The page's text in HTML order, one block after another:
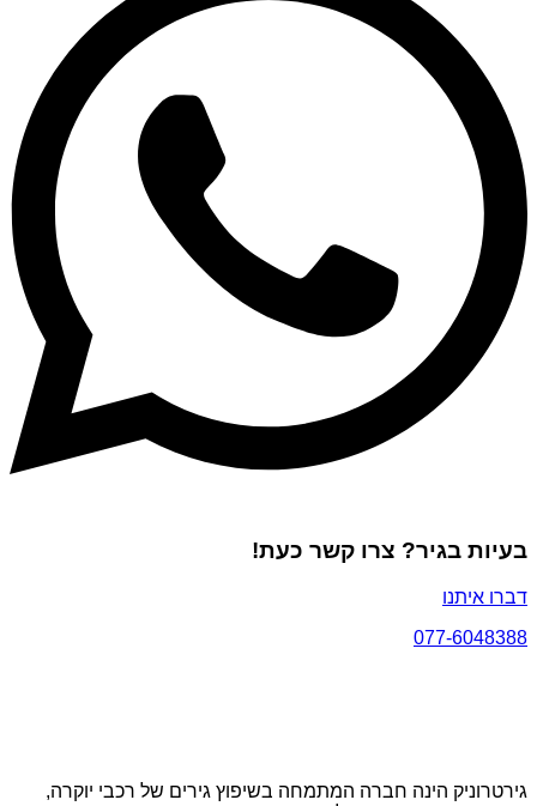
בעיות בגיר? צרו קשר כעת!
דברו איתנו
077-6048388
גירטרוניק הינה חברה המתמחה בשיפוץ גירים של רכבי יוקרה,